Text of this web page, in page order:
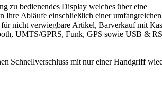
zu bedienendes Display welches über eine
Ihre Abläufe einschließlich einer umfangreichen
nicht verwiegbare Artikel, Barverkauf mit
UMTS/GPRS, Funk, GPS sowie USB &
Schnellverschluss mit nur einer Handgriff